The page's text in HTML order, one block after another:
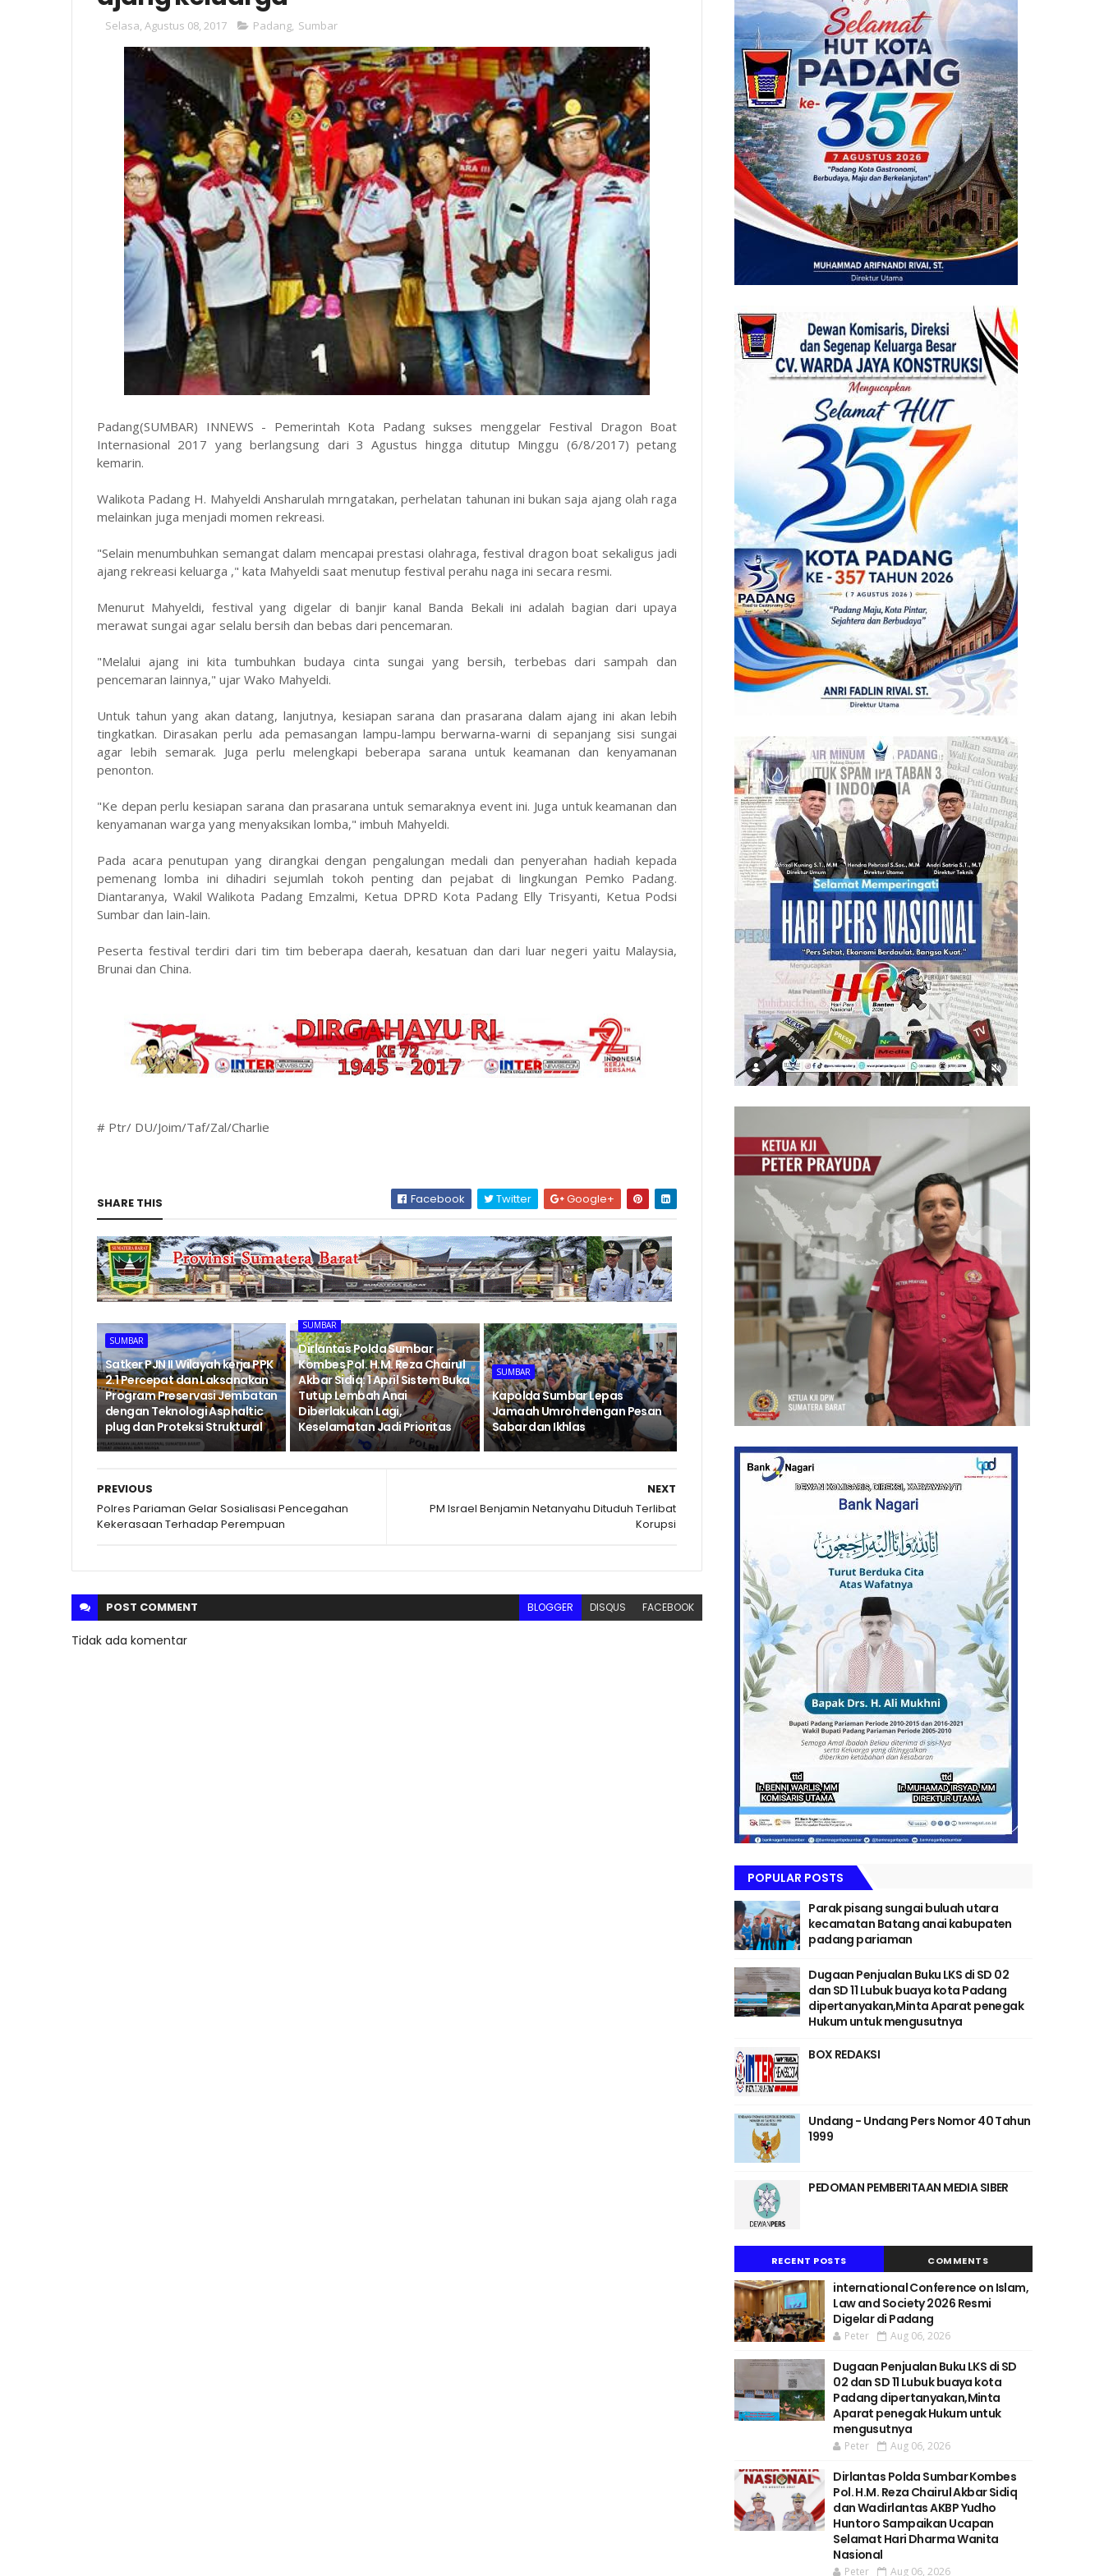
Selasa, Agustus 08, 2017 Padang, Sumbar
Padang(SUMBAR) INNEWS - Pemerintah Kota Padang sukses menggelar Festival Dragon Boat
Internasional 2017 yang berlangsung dari 3 Agustus hingga ditutup Minggu (6/8/2017) petang
kemarin.
Walikota Padang H. Mahyeldi Ansharulah mrngatakan, perhelatan tahunan ini bukan saja ajang olah raga
melainkan juga menjadi momen rekreasi.
"Selain menumbuhkan semangat dalam mencapai prestasi olahraga, festival dragon boat sekaligus jadi
ajang rekreasi keluarga ," kata Mahyeldi saat menutup festival perahu naga ini secara resmi.
Menurut Mahyeldi, festival yang digelar di banjir kanal Banda Bekali ini adalah bagian dari upaya
merawat sungai agar selalu bersih dan bebas dari pencemaran.
"Melalui ajang ini kita tumbuhkan budaya cinta sungai yang bersih, terbebas dari sampah dan
pencemaran lainnya," ujar Wako Mahyeldi.
Untuk tahun yang akan datang, lanjutnya, kesiapan sarana dan prasarana dalam ajang ini akan lebih
tingkatkan. Dirasakan perlu ada pemasangan lampu-lampu berwarna-warni di sepanjang sisi sungai
agar lebih semarak. Juga perlu melengkapi beberapa sarana untuk keamanan dan kenyamanan
penonton.
"Ke depan perlu kesiapan sarana dan prasarana untuk semaraknya event ini. Juga untuk keamanan dan
kenyamanan warga yang menyaksikan lomba," imbuh Mahyeldi.
Pada acara penutupan yang dirangkai dengan pengalungan medali dan penyerahan hadiah kepada
pemenang lomba ini dihadiri sejumlah tokoh penting dan pejabat di lingkungan Pemko Padang.
Diantaranya, Wakil Walikota Padang Emzalmi, Ketua DPRD Kota Padang Elly Trisyanti, Ketua Podsi
Sumbar dan lain-lain.
Peserta festival terdiri dari tim tim beberapa daerah, kesatuan dan dari luar negeri yaitu Malaysia,
Brunai dan China.
# Ptr/ DU/Joim/Taf/Zal/Charlie
SHARE THIS Facebook Twitter Google+
SUMBAR
‎Satker PJN II Wilayah kerja PPK
2.1 Percepat dan Laksanakan
Program Preservasi Jembatan
dengan Teknologi Asphaltic
plug dan Proteksi Struktural ‎
SUMBAR
Dirlantas Polda Sumbar
Kombes Pol. H.M. Reza Chairul
Akbar Sidiq: 1 April Sistem Buka
Tutup Lembah Anai
Diberlakukan Lagi,
Keselamatan Jadi Prioritas
SUMBAR
Kapolda Sumbar Lepas
Jamaah Umroh dengan Pesan
Sabar dan Ikhlas
NEXT
PM Israel Benjamin Netanyahu Dituduh Terlibat
Korupsi
PREVIOUS
Polres Pariaman Gelar Sosialisasi Pencegahan
Kekerasaan Terhadap Perempuan
POST COMMENT BLOGGER DISQUS FACEBOOK
Tidak ada komentar
POPULAR POSTS
Parak pisang sungai buluah utara
kecamatan Batang anai kabupaten
padang pariaman
Dugaan Penjualan Buku LKS di SD 02
dan SD 11 Lubuk buaya kota Padang
dipertanyakan,Minta Aparat penegak
Hukum untuk mengusutnya
BOX REDAKSI
Undang - Undang Pers Nomor 40 Tahun
1999
PEDOMAN PEMBERITAAN MEDIA SIBER
RECENT POSTS COMMENTS
international Conference on Islam,
Law and Society 2026 Resmi
Digelar di Padang
Peter Aug 06, 2026
Dugaan Penjualan Buku LKS di SD
02 dan SD 11 Lubuk buaya kota
Padang dipertanyakan,Minta
Aparat penegak Hukum untuk
mengusutnya
Peter Aug 06, 2026
Dirlantas Polda Sumbar Kombes
Pol. H.M. Reza Chairul Akbar Sidiq
dan Wadirlantas AKBP Yudho
Huntoro Sampaikan Ucapan
Selamat Hari Dharma Wanita
Nasional
Peter Aug 06, 2026